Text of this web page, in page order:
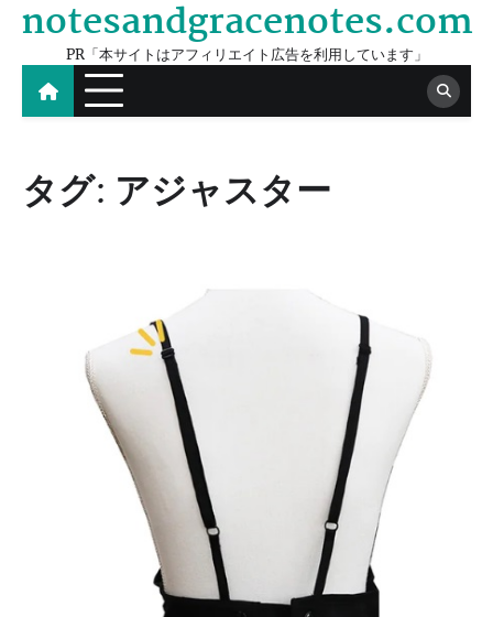
Skip
content
notesandgracenotes.com
PR「本サイトはアフィリエイト広告を利用しています」
タグ: アジャスター